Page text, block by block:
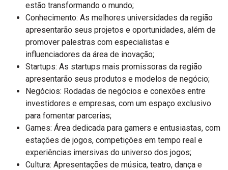
estão transformando o mundo;
Conhecimento: As melhores universidades da região
apresentarão seus projetos e oportunidades, além de
promover palestras com especialistas e
influenciadores da área de inovação;
Startups: As startups mais promissoras da região
apresentarão seus produtos e modelos de negócio;
Negócios: Rodadas de negócios e conexões entre
investidores e empresas, com um espaço exclusivo
para fomentar parcerias;
Games: Área dedicada para gamers e entusiastas, com
estações de jogos, competições em tempo real e
experiências imersivas do universo dos jogos;
Cultura: Apresentações de música, teatro, dança e